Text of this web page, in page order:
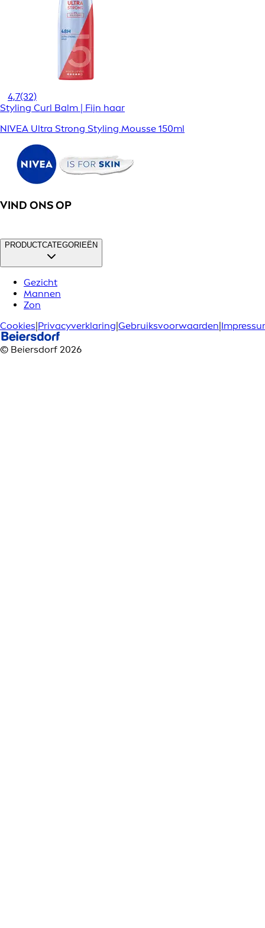
4,7(32)
Styling Curl Balm | Fijn haar
NIVEA Ultra Strong Styling Mousse 150ml
VIND ONS OP
PRODUCTCATEGORIEËN
Gezicht
Mannen
Zon
Cookies|Privacyverklaring|Gebruiksvoorwaarden|
© Beiersdorf 2026